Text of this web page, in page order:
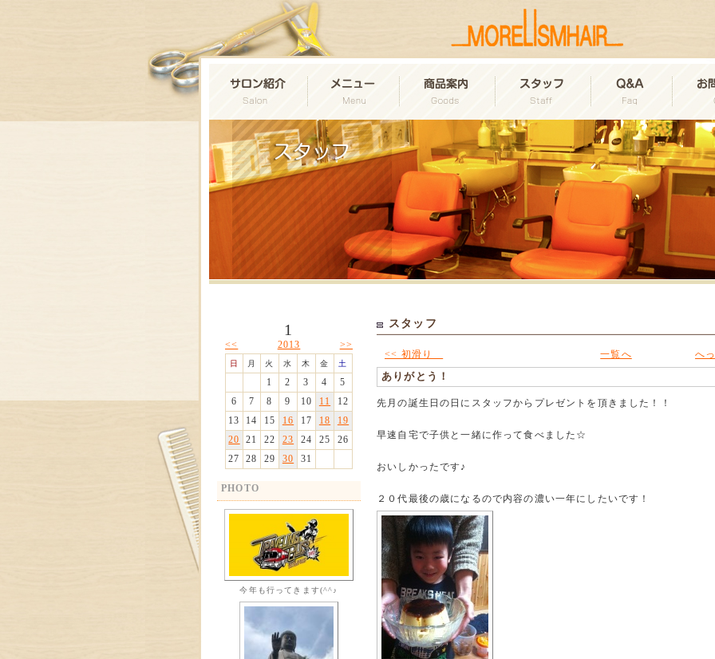
1
<< 2013 >>
日 月 火 水 木 金 土
1 2 3 4
5
6
7 8 9 10 11
12
13
14 15 16 17 18
19
20
21 22 23 24 25
26
27
28 29 30 31
PHOTO
今年も行ってきます(^^♪
スタッフ
<< 初滑り 一覧へ へ
ありがとう！
先月の誕生日の日にスタッフからプレゼントを頂きました！！
早速自宅で子供と一緒に作って食べました☆
おいしかったです♪
２０代最後の歳になるので内容の濃い一年にしたいです！